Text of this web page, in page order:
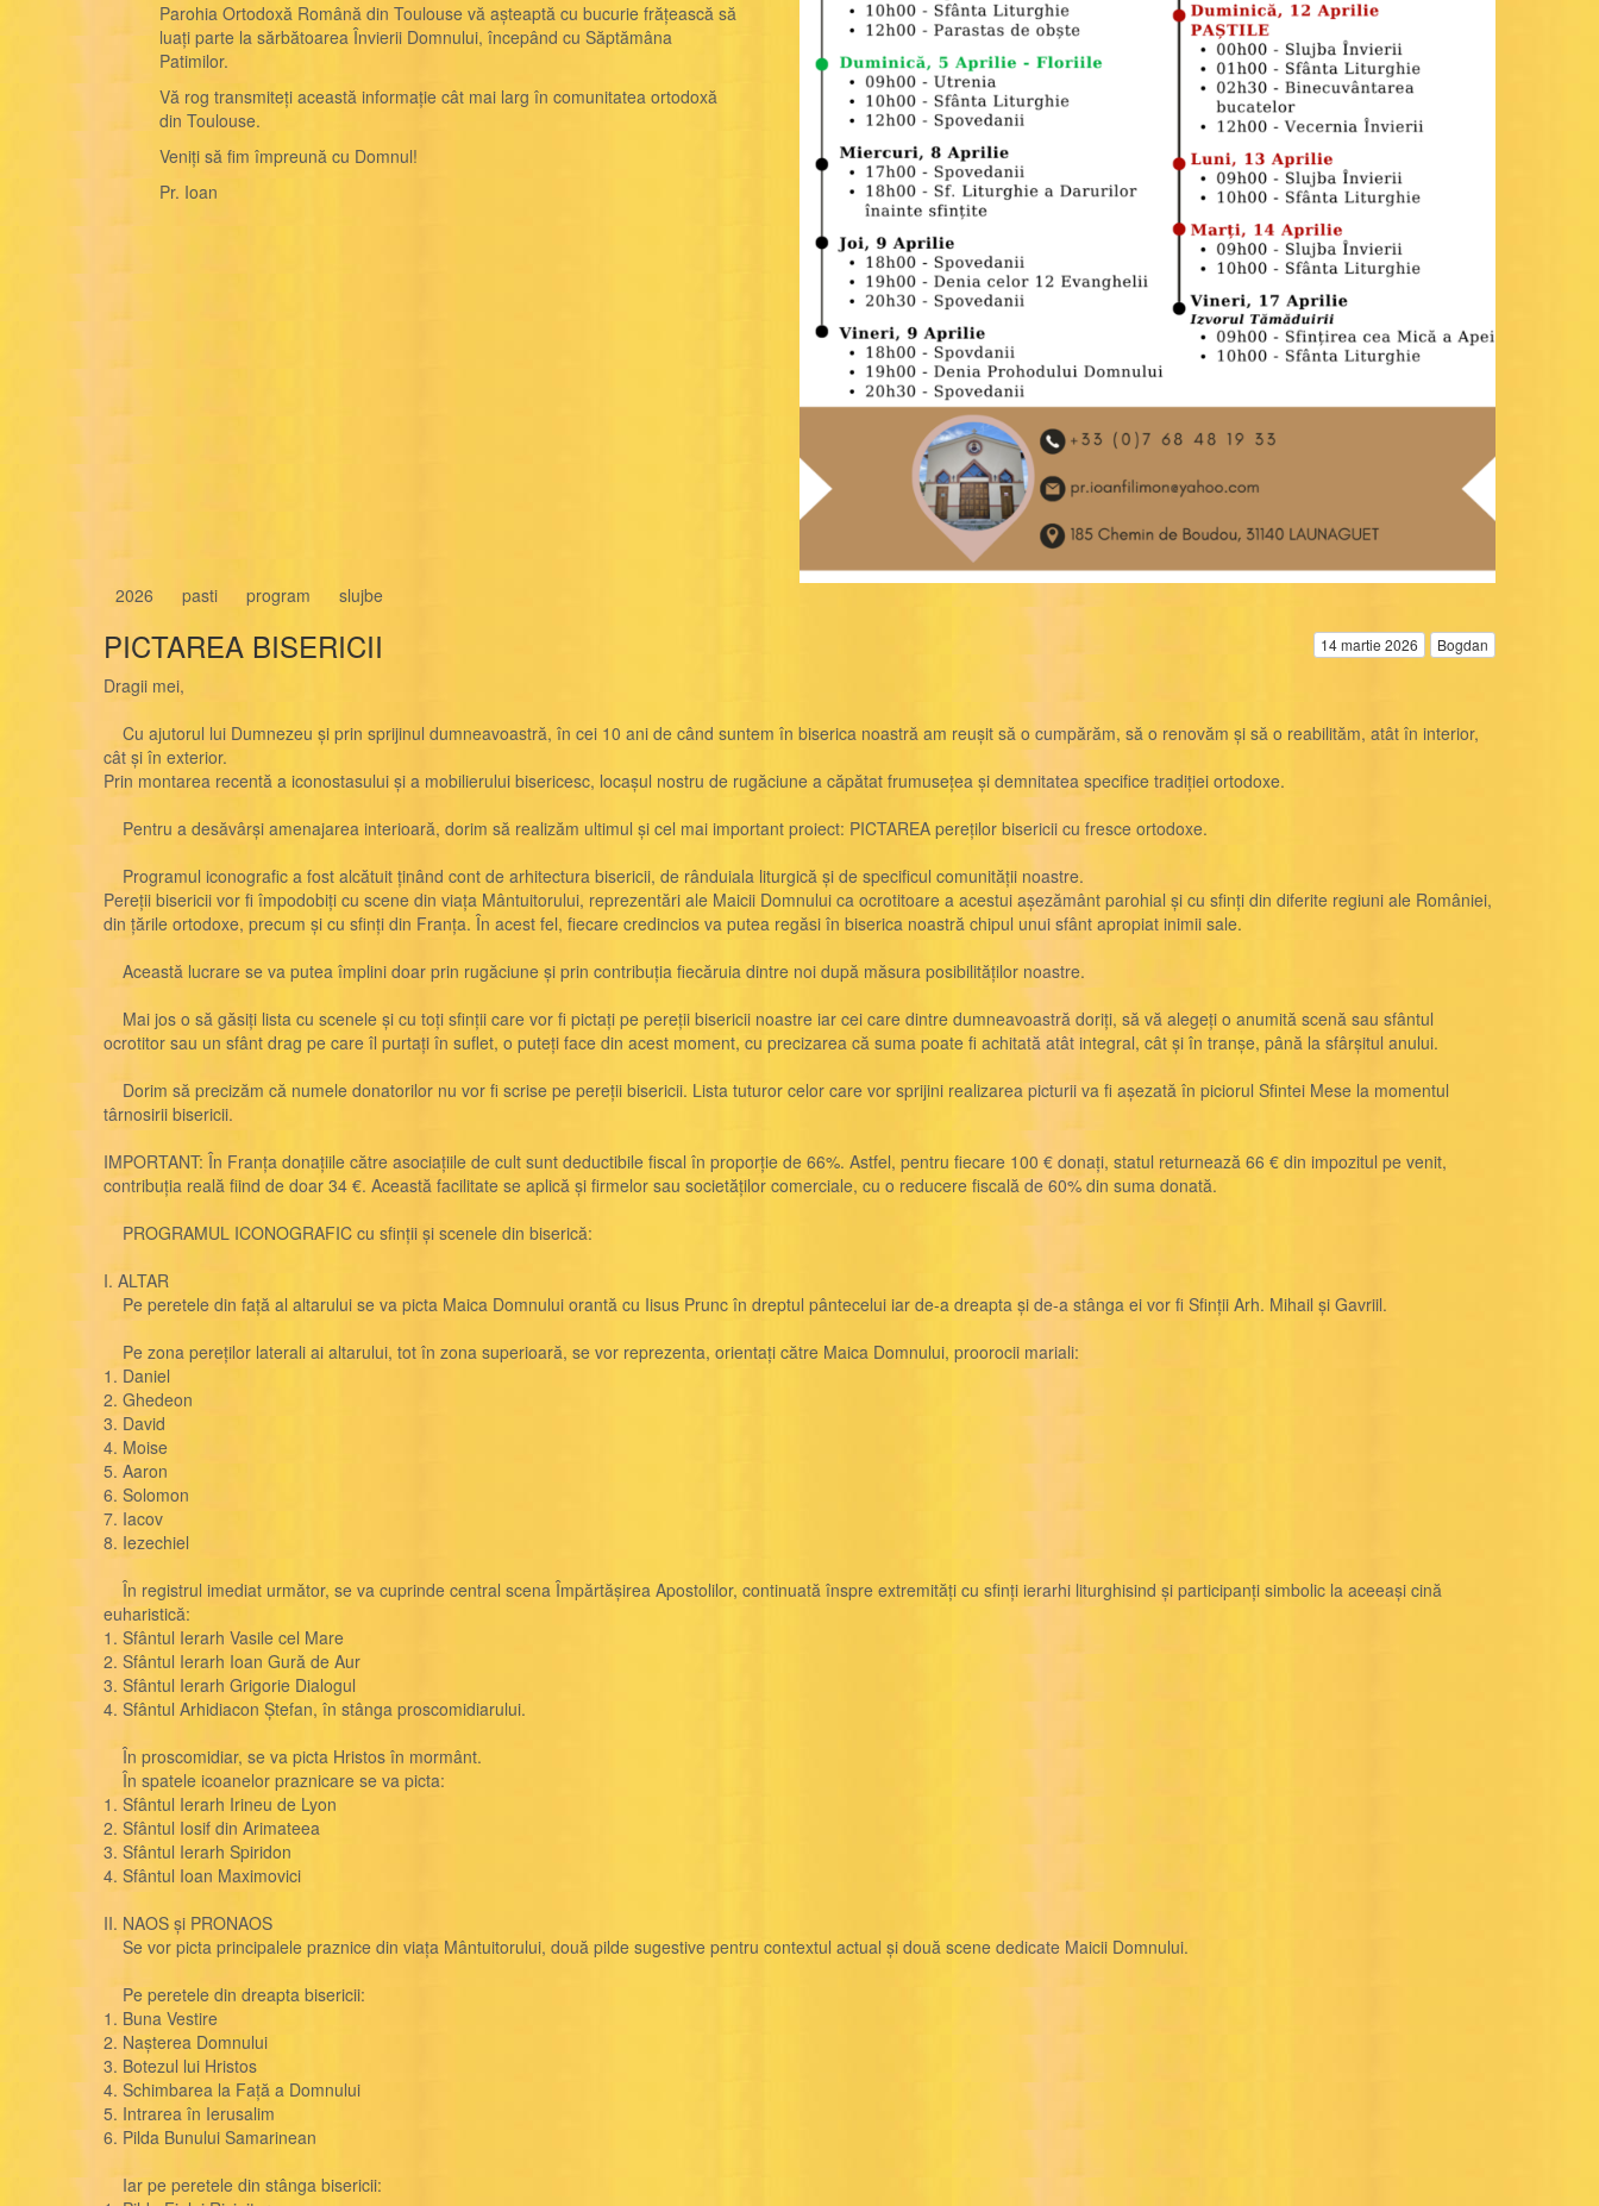
Parohia Ortodoxă Română din Toulouse vă așteaptă cu bucurie frățească să
luați parte la sărbătoarea Învierii Domnului, începând cu Săptămâna
Patimilor.
Vă rog transmiteți această informație cât mai larg în comunitatea ortodoxă
din Toulouse.
Veniți să fim împreună cu Domnul!
Pr. Ioan
2026 pasti program slujbe
14 martie 2026 Bogdan
PICTAREA BISERICII
Dragii mei,
Cu ajutorul lui Dumnezeu și prin sprijinul dumneavoastră, în cei 10 ani de când suntem în biserica noastră am reușit să o cumpărăm, să o renovăm și să o reabilităm, atât în interior,
cât și în exterior.
Prin montarea recentă a iconostasului și a mobilierului bisericesc, locașul nostru de rugăciune a căpătat frumusețea și demnitatea specifice tradiției ortodoxe.
Pentru a desăvârși amenajarea interioară, dorim să realizăm ultimul și cel mai important proiect: PICTAREA pereților bisericii cu fresce ortodoxe.
Programul iconografic a fost alcătuit ținând cont de arhitectura bisericii, de rânduiala liturgică și de specificul comunității noastre.
Pereții bisericii vor fi împodobiți cu scene din viața Mântuitorului, reprezentări ale Maicii Domnului ca ocrotitoare a acestui așezământ parohial și cu sfinți din diferite regiuni ale României,
din țările ortodoxe, precum și cu sfinți din Franța. În acest fel, fiecare credincios va putea regăsi în biserica noastră chipul unui sfânt apropiat inimii sale.
Această lucrare se va putea împlini doar prin rugăciune și prin contribuția fiecăruia dintre noi după măsura posibilităților noastre.
Mai jos o să găsiți lista cu scenele și cu toți sfinții care vor fi pictați pe pereții bisericii noastre iar cei care dintre dumneavoastră doriți, să vă alegeți o anumită scenă sau sfântul
ocrotitor sau un sfânt drag pe care îl purtați în suflet, o puteți face din acest moment, cu precizarea că suma poate fi achitată atât integral, cât și în tranșe, până la sfârșitul anului.
Dorim să precizăm că numele donatorilor nu vor fi scrise pe pereții bisericii. Lista tuturor celor care vor sprijini realizarea picturii va fi așezată în piciorul Sfintei Mese la momentul
târnosirii bisericii.
IMPORTANT: În Franța donațiile către asociațiile de cult sunt deductibile fiscal în proporție de 66%. Astfel, pentru fiecare 100 € donați, statul returnează 66 € din impozitul pe venit,
contribuția reală fiind de doar 34 €. Această facilitate se aplică și firmelor sau societăților comerciale, cu o reducere fiscală de 60% din suma donată.
PROGRAMUL ICONOGRAFIC cu sfinții și scenele din biserică:
I. ALTAR
Pe peretele din față al altarului se va picta Maica Domnului orantă cu Iisus Prunc în dreptul pântecelui iar de-a dreapta și de-a stânga ei vor fi Sfinții Arh. Mihail și Gavriil.
Pe zona pereților laterali ai altarului, tot în zona superioară, se vor reprezenta, orientați către Maica Domnului, proorocii mariali:
1. Daniel
2. Ghedeon
3. David
4. Moise
5. Aaron
6. Solomon
7. Iacov
8. Iezechiel
În registrul imediat următor, se va cuprinde central scena Împărtășirea Apostolilor, continuată înspre extremități cu sfinți ierarhi liturghisind și participanți simbolic la aceeași cină
euharistică:
1. Sfântul Ierarh Vasile cel Mare
2. Sfântul Ierarh Ioan Gură de Aur
3. Sfântul Ierarh Grigorie Dialogul
4. Sfântul Arhidiacon Ștefan, în stânga proscomidiarului.
În proscomidiar, se va picta Hristos în mormânt.
În spatele icoanelor praznicare se va picta:
1. Sfântul Ierarh Irineu de Lyon
2. Sfântul Iosif din Arimateea
3. Sfântul Ierarh Spiridon
4. Sfântul Ioan Maximovici
II. NAOS și PRONAOS
Se vor picta principalele praznice din viața Mântuitorului, două pilde sugestive pentru contextul actual și două scene dedicate Maicii Domnului.
Pe peretele din dreapta bisericii:
1. Buna Vestire
2. Nașterea Domnului
3. Botezul lui Hristos
4. Schimbarea la Față a Domnului
5. Intrarea în Ierusalim
6. Pilda Bunului Samarinean
Iar pe peretele din stânga bisericii: